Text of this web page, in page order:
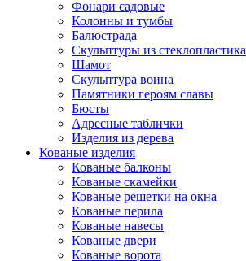
Фонари садовые
Колонны и тумбы
Балюстрада
Скульптуры из стеклопластика
Шамот
Скульптура воина
Памятники героям славы
Бюсты
Адресные таблички
Изделия из дерева
Кованые изделия
Кованые балконы
Кованые скамейки
Кованые решетки на окна
Кованые перила
Кованые навесы
Кованые двери
Кованые ворота